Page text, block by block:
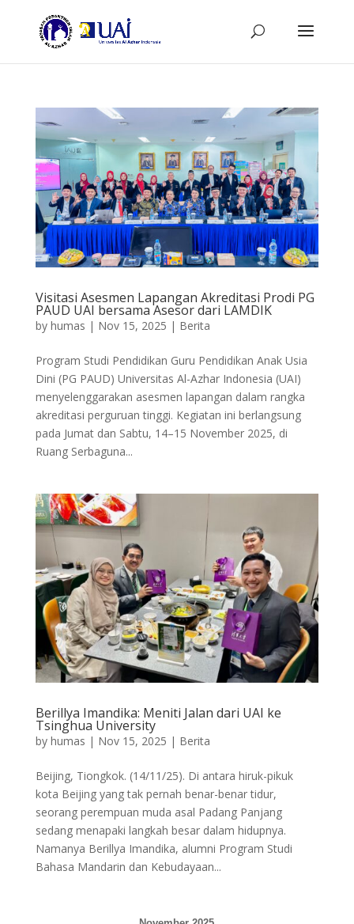
Visitasi Asesmen Lapangan Akreditasi Prodi PG
PAUD UAI bersama Asesor dari LAMDIK
by humas | Nov 15, 2025 | Berita
Program Studi Pendidikan Guru Pendidikan Anak Usia
Dini (PG PAUD) Universitas Al-Azhar Indonesia (UAI)
menyelenggarakan asesmen lapangan dalam rangka
akreditasi perguruan tinggi. Kegiatan ini berlangsung
pada Jumat dan Sabtu, 14–15 November 2025, di
Ruang Serbaguna...
Berillya Imandika: Meniti Jalan dari UAI ke
Tsinghua University
by humas | Nov 15, 2025 | Berita
Beijing, Tiongkok. (14/11/25). Di antara hiruk-pikuk
kota Beijing yang tak pernah benar-benar tidur,
seorang perempuan muda asal Padang Panjang
sedang menapaki langkah besar dalam hidupnya.
Namanya Berillya Imandika, alumni Program Studi
Bahasa Mandarin dan Kebudayaan...